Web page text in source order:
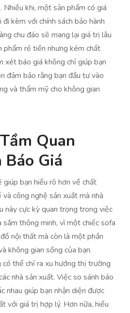
Nhiều khi, một sản phẩm có giá
kèm với chính sách bảo hành
chu đáo sẽ mang lại giá trị lâu
phẩm rẻ tiền nhưng kém chất
xét báo giá không chỉ giúp bạn
đảm bảo rằng bạn đầu tư vào
và thẩm mỹ cho không gian
Quan
Báo Giá
bạn hiểu rõ hơn về chất
công nghệ sản xuất mà nhà
này cực kỳ quan trọng trong việc
thông minh, vì một chiếc sofa
nội thất mà còn là một phần
không gian sống của bạn.
có thể chỉ ra xu hướng thị trường
nhà sản xuất. Việc so sánh báo
nhau giúp bạn nhận diện được
với giá trị hợp lý. Hơn nữa, hiểu